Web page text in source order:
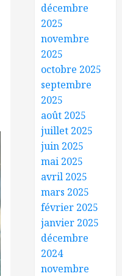
décembre
2025
novembre
2025
octobre 2025
septembre
2025
août 2025
juillet 2025
juin 2025
mai 2025
avril 2025
mars 2025
février 2025
janvier 2025
décembre
2024
novembre